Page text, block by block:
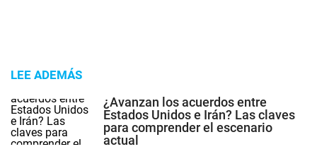
LEE ADEMÁS
¿Avanzan los acuerdos entre
Estados Unidos e Irán? Las claves
para comprender el escenario
actual